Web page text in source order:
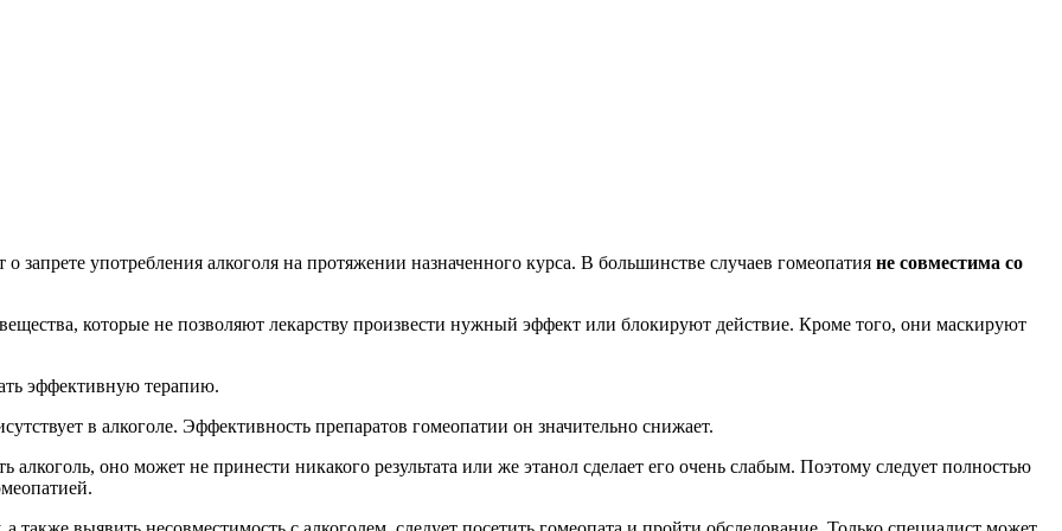
о запрете употребления алкоголя на протяжении назначенного курса. В большинстве случаев гомеопатия не совместима со
которые не позволяют лекарству произвести нужный эффект или блокируют действие. Кроме того, они маскируют
эффективную терапию.
в алкоголе. Эффективность препаратов гомеопатии он значительно снижает.
алкоголь, оно может не принести никакого результата или же этанол сделает его очень слабым. Поэтому следует полностью